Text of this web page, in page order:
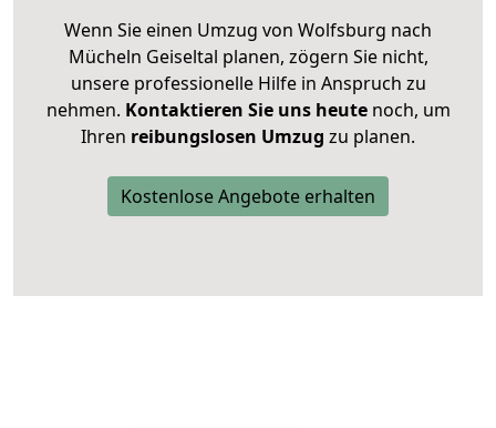
Wenn Sie einen Umzug von Wolfsburg nach
Mücheln Geiseltal planen, zögern Sie nicht,
unsere professionelle Hilfe in Anspruch zu
nehmen. Kontaktieren Sie uns heutenoch, um
Ihren reibungslosen Umzug zu planen.
Kostenlose Angebote erhalten